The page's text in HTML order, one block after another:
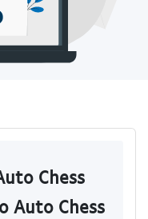
Chess
Auto Chess